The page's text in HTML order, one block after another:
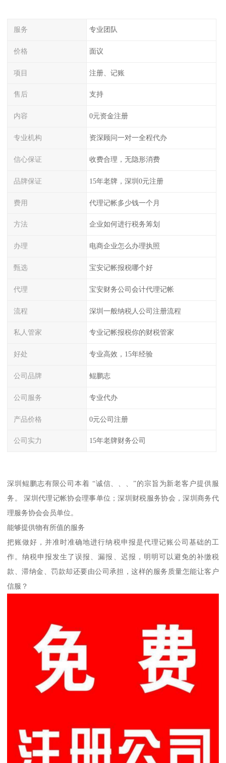
服务 专业团队
价格 面议
项目 注册、记账
售后 支持
内容 0元资金注册
专业机构 资深顾问一对一全程代办
信心保证 收费合理，无隐形消费
品牌保证 15年老牌，深圳0元注册
费用 代理记帐多少钱一个月
方法 企业如何进行税务筹划
办理 电商企业怎么办理执照
甄选 宝安记帐报税哪个好
代理 宝安财务公司会计代理记帐
流程 深圳一般纳税人公司注册流程
私人管家 专业记帐报税你的财税管家
好处 专业高效，15年经验
公司品牌 鲲鹏志
公司服务 专业代办
产品价格 0元公司注册
公司实力 15年老牌财务公司
深圳鲲鹏志有限公司本着 “诚信、、、”的宗旨为新老客户提供服
务。 深圳代理记帐协会理事单位；深圳财税服务协会，深圳商务代
理服务协会会员单位。
能够提供物有所值的服务
把账做好，并准时准确地进行纳税申报是代理记账公司基础的工
作。纳税申报发生了误报、漏报、迟报，明明可以避免的补缴税
款、滞纳金、罚款却还要由公司承担，这样的服务质量怎能让客户
信服？